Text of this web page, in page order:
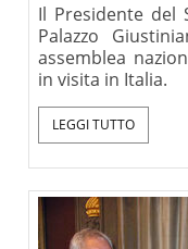
Il Presidente del
Palazzo
assemblea
in visita in Italia.
LEGGI TUTTO